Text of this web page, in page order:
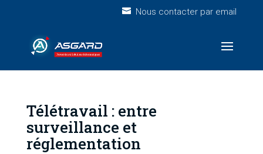
Nous contacter par email
Télétravail : entre
surveillance et
réglementation